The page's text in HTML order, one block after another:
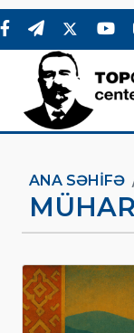
ANA SƏHIFƏ